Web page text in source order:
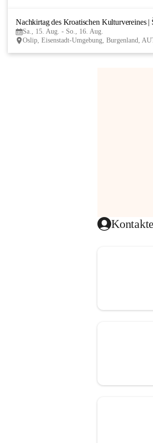
Nachkirtag des Kroatischen Kulturvereines |
Sa., 15. Aug. - So., 16. Aug.
Oslip, Eisenstadt-Umgebung, Burgenland,
Kontakte